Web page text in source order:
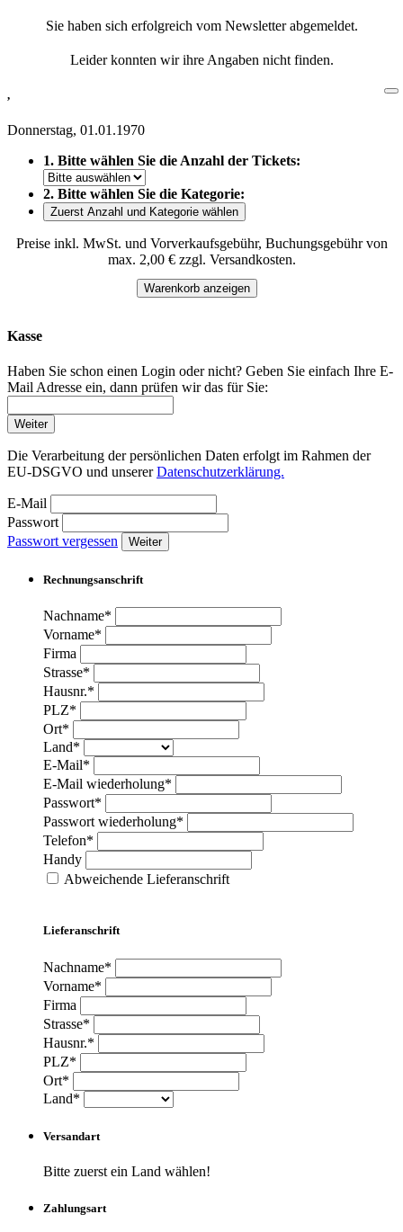
Sie haben sich erfolgreich vom Newsletter abgemeldet.
Leider konnten wir ihre Angaben nicht finden.
,
Donnerstag, 01.01.1970
1. Bitte wählen Sie die Anzahl der Tickets:
2. Bitte wählen Sie die Kategorie:
Zuerst Anzahl und Kategorie wählen
Preise inkl. MwSt. und Vorverkaufsgebühr, Buchungsgebühr von
max. 2,00 € zzgl. Versandkosten.
Warenkorb anzeigen
Kasse
Haben Sie schon einen Login oder nicht? Geben Sie einfach Ihre E-
Mail Adresse ein, dann prüfen wir das für Sie:
Weiter
Die Verarbeitung der persönlichen Daten erfolgt im Rahmen der
EU-DSGVO und unsererDatenschutzerklärung.
E-Mail
Passwort
Passwort vergessen
Weiter
Rechnungsanschrift
Nachname*
Vorname*
Firma
Strasse*
Hausnr.*
PLZ*
Ort*
Land*
E-Mail*
E-Mail wiederholung*
Passwort*
Passwort wiederholung*
Telefon*
Handy
Abweichende Lieferanschrift
Lieferanschrift
Nachname*
Vorname*
Firma
Strasse*
Hausnr.*
PLZ*
Ort*
Land*
Versandart
Bitte zuerst ein Land wählen!
Zahlungsart